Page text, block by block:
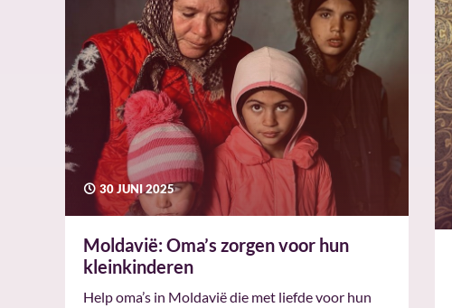
30 JUNI 2025
Moldavië: Oma’s zorgen voor hun
kleinkinderen
Help oma’s in Moldavië die met liefde voor hun